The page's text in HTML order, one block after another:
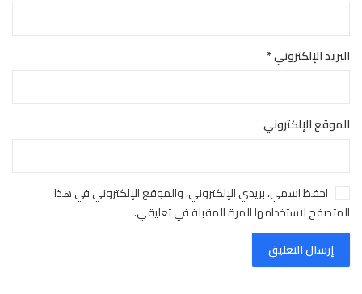
البريد الإلكتروني*
الموقع الإلكتروني
احفظ اسمي، بريدي الإلكتروني، والموقع الإلكتروني في هذا
المتصفح لاستخدامها المرة المقبلة في تعليقي.